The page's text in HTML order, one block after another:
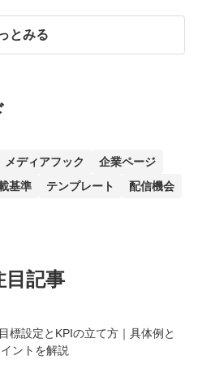
とみる
メディアフック
企業ページ
基準 テンプレート
配信機会
目記事
標設定とKPIの立て方｜具体例と
ントを解説